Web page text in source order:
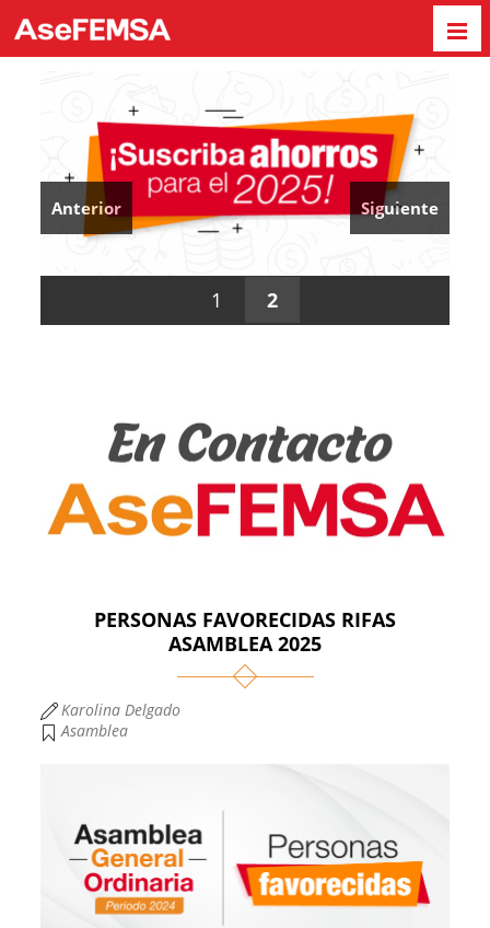
Anterior Siguiente
1 2
PERSONAS FAVORECIDAS RIFAS
ASAMBLEA 2025
Karolina Delgado
Asamblea